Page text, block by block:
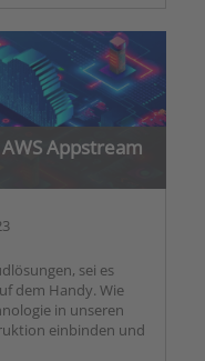
Appstream
sei es
dem Handy. Wie
in unseren
einbinden und